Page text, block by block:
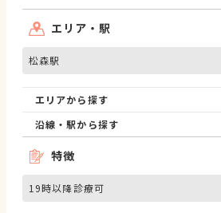
エリア・駅
松森駅
エリアから探す
沿線・駅から探す
特徴
19時以降診療可